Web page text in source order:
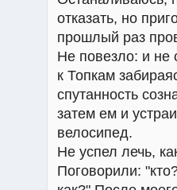
отказать, но
прошлый раз
Не повезло: и не
к Топкам
спутанность
затем ем и
велосипед.
Не успел лечь,
Поговорили: